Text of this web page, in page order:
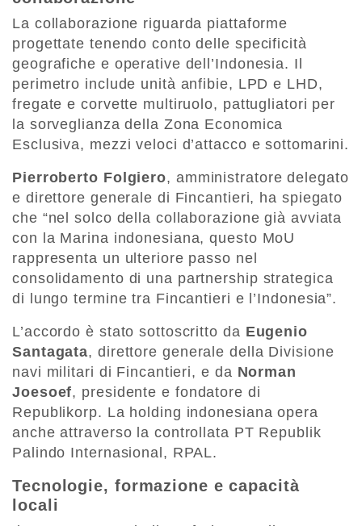
La collaborazione riguarda piattaforme
progettate tenendo conto delle specificità
geografiche e operative dell’Indonesia. Il
perimetro include unità anfibie, LPD e LHD,
fregate e corvette multiruolo, pattugliatori per
la sorveglianza della Zona Economica
Esclusiva, mezzi veloci d’attacco e sottomarini.
Pierroberto Folgiero, amministratore delegato
e direttore generale di Fincantieri, ha spiegato
che “nel solco della collaborazione già avviata
con la Marina indonesiana, questo MoU
rappresenta un ulteriore passo nel
consolidamento di una partnership strategica
di lungo termine tra Fincantieri e l’Indonesia”.
L’accordo è stato sottoscritto da Eugenio
Santagata, direttore generale della Divisione
navi militari di Fincantieri, e da Norman
Joesoef, presidente e fondatore di
Republikorp. La holding indonesiana opera
anche attraverso la controllata PT Republik
Palindo Internasional, RPAL.
Tecnologie, formazione e capacità
locali